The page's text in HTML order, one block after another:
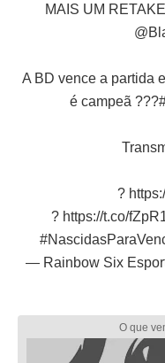
MAIS UM
A BD vence a partida
é campeã ???
?
? https://t.co/
— Rainbow Six